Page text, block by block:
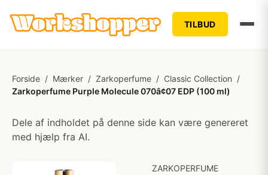
TILBUD
Forside / Mærker / Zarkoperfume / Classic Collection /
Zarkoperfume Purple Molecule 070â¢07 EDP (100 ml)
Dele af indholdet på denne side kan være genereret
med hjælp fra AI.
ZARKOPERFUME